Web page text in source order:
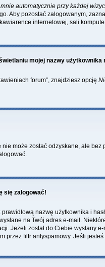
automatycznie przy każdej
Aby pozostać zalogowanym,
internetowej, sali
mojej nazwy
forum”, znajdziesz opcję
nie może zostać odzyskane, ale
się zalogować!
nazwę użytkownika i
na Twój adres e-mail.
Jeżeli został do Ciebie wysłany
przez filtr antyspamowy. Jeśli